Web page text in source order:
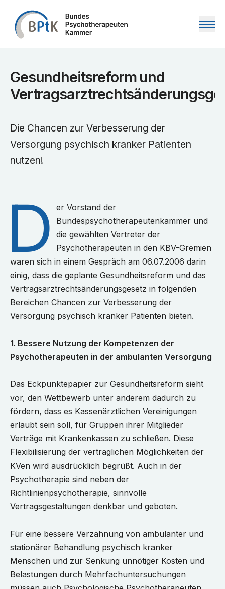
Zum Inhalt springen
Gesundheitsreform und
Die Chancen zur Verbesserung der
Versorgung psychisch kranker Patienten
nutzen!
D
er Vorstand der
Bundespsychotherapeutenkammer und
die gewählten Vertreter der
Psychotherapeuten in den KBV-Gremien
waren sich in einem Gespräch am 06.07.2006 darin
einig, dass die geplante Gesundheitsreform und das
Vertragsarztrechtsänderungsgesetz in folgenden
Bereichen Chancen zur Verbesserung der
Versorgung psychisch kranker Patienten bieten.
1. Bessere Nutzung der Kompetenzen der
Psychotherapeuten in der ambulanten Versorgung
Das Eckpunktepapier zur Gesundheitsreform sieht
vor, den Wettbewerb unter anderem dadurch zu
fördern, dass es Kassenärztlichen Vereinigungen
erlaubt sein soll, für Gruppen ihrer Mitglieder
Verträge mit Krankenkassen zu schließen. Diese
Flexibilisierung der vertraglichen Möglichkeiten der
KVen wird ausdrücklich begrüßt. Auch in der
Psychotherapie sind neben der
Richtlinienpsychotherapie, sinnvolle
Vertragsgestaltungen denkbar und geboten.
Für eine bessere Verzahnung von ambulanter und
stationärer Behandlung psychisch kranker
Menschen und zur Senkung unnötiger Kosten und
Belastungen durch Mehrfachuntersuchungen